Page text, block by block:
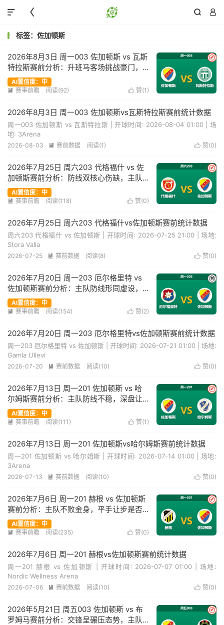
  

标签：佐加顿斯
✔
2026年8月3日 周一003 佐加顿斯 vs 瓦斯
特拉斯赛前分析：升班马客场挑战豪门，
深度让步是否暗藏杀机？
AI置信度：中
 赞(1 )
 赛事前瞻 阅读(92)
2026年8月3日 周一003 佐加顿斯vs瓦斯特拉斯赛前统计数据
周一003 佐加顿斯 vs 瓦斯特拉斯 | 开球时间: 2026-08-04 01:00 | 场
地: 3Arena
 赞(0)
2026-08-03  赛前数据 阅读(1)
✔
2026年7月25日 周六203 代格福什 vs 佐
加顿斯赛前分析：防线双核心伤缺，主队
能否抵挡客队猛攻？
AI置信度：中
 赞(0)
 赛事前瞻 阅读(118)
2026年7月25日 周六203 代格福什vs佐加顿斯赛前统计数据
周六203 代格福什 vs 佐加顿斯 | 开球时间: 2026-07-25 21:00 | 场地:
Stora Valla
 赞(0)
2026-07-25  赛前数据 阅读(8)
✖
2026年7月20日 周一203 厄尔格里特 vs
佐加顿斯赛前分析：主队防线形同虚设，
客队能否迎来大胜？是否合理？
AI置信度：中
 赞(2)
 赛事前瞻 阅读(154)
2026年7月20日 周一203 厄尔格里特vs佐加顿斯赛前统计数据
周一203 厄尔格里特 vs 佐加顿斯 | 开球时间: 2026-07-21 01:00 | 场地:
Gamla Ullevi
 赞(0)
2026-07-20  赛前数据 阅读(10)
✔
2026年7月13日 周一201 佐加顿斯 vs 哈
尔姆斯赛前分析：主队防线不稳，深盘让
步是否合理？
AI置信度：中
 赞(1 )
 赛事前瞻 阅读(111)
2026年7月13日 周一201 佐加顿斯vs哈尔姆斯赛前统计数据
周一201 佐加顿斯 vs 哈尔姆斯 | 开球时间: 2026-07-14 01:00 | 场地:
3Arena
 赞(0)
2026-07-13  赛前数据 阅读(10)
✔
2026年7月6日 周一201 赫根 vs 佐加顿斯
赛前分析：主队不败金身，平手让步是否
暗藏冷门陷阱？
AI置信度：中
 赞(0)
 赛事前瞻 阅读(235)
2026年7月6日 周一201 赫根vs佐加顿斯赛前统计数据
周一201 赫根 vs 佐加顿斯 | 开球时间: 2026-07-07 01:00 | 场地:
Nordic Wellness Arena
 赞(0)
2026-07-06  赛前数据 阅读(10)
✔
2026年5月21日 周五003 佐加顿斯 vs 布
罗姆马赛前分析：交锋呈碾压态势，主队